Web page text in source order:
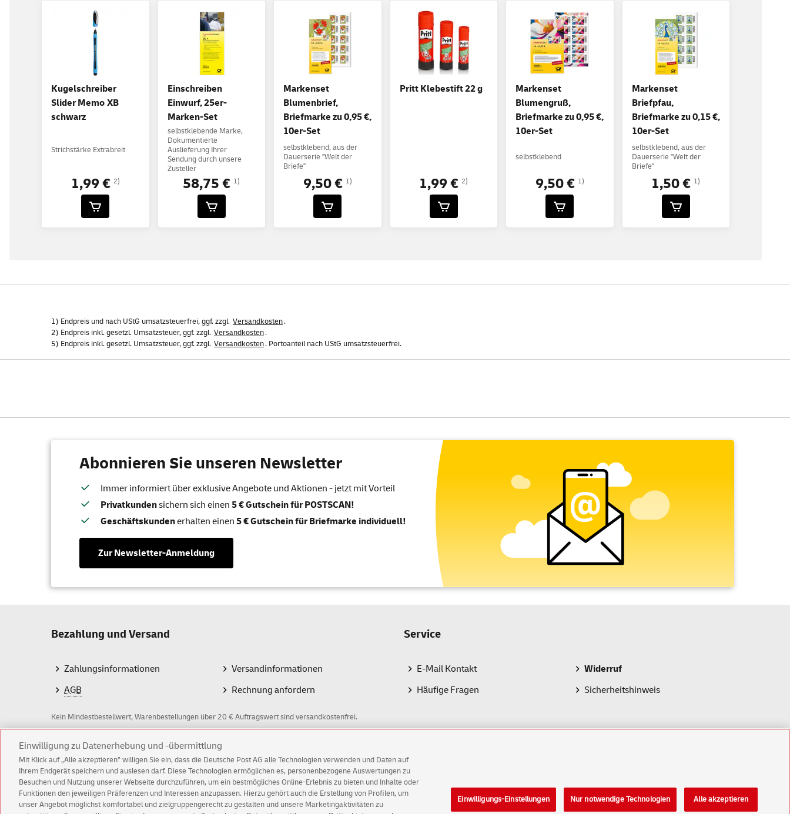
Kugelschreiber
Slider Memo XB
schwarz
Strichstärke Extrabreit
1,99 € 2)
Einschreiben
Einwurf, 25er-
Marken-Set
selbstklebende Marke,
Dokumentierte
Auslieferung Ihrer
Sendung durch unsere
Zusteller
58,75 € 1)
Markenset
Blumenbrief,
Briefmarke zu 0,95 €,
10er-Set
selbstklebend, aus der
Dauerserie "Welt der
Briefe"
9,50 € 1)
Pritt Klebestift 22 g
1,99 €2)
Markenset
Blumengruß,
Briefmarke zu 0,95 €,
10er-Set
selbstklebend
9,50 € 1)
Markenset
Briefpfau,
Briefmarke zu 0,15 €,
10er-Set
selbstklebend, aus der
Dauerserie "Welt der
Briefe"
1,50 € 1)
1) Endpreis und nach UStG umsatzsteuerfrei, ggf. zzgl. Versandkosten.
2) Endpreis inkl. gesetzl. Umsatzsteuer, ggf. zzgl. Versandkosten.
5) Endpreis inkl. gesetzl. Umsatzsteuer, ggf. zzgl. Versandkosten. Portoanteil nach UStG umsatzsteuerfrei.
Abonnieren Sie unseren Newsletter
Immer informiert über exklusive Angebote und Aktionen - jetzt mit Vorteil
Privatkundensichern sich einen 5 € Gutschein für POSTSCAN!
Geschäftskundenerhalten einen 5 € Gutschein für Briefmarke individuell!
Zur Newsletter-Anmeldung
Bezahlung und Versand
Zahlungsinformationen
AGB
Versandinformationen
Rechnung anfordern
Service
E-Mail Kontakt
Häufige Fragen
Widerruf
Sicherheitshinweis
Kein Mindestbestellwert, Warenbestellungen über 20 € Auftragswert sind versandkostenfrei.
Z
a
h
l© Fri Aug 07 04:54:07 CEST 2026 Deutsche Post AG
Einwilligung zu Datenerhebung und -übermittlung
Mit Klick auf „Alle akzeptieren” willigen Sie ein, dass die Deutsche Post AG alle Technologien verwenden und Daten auf
Ihrem Endgerät speichern und auslesen darf. Diese Technologien ermöglichen es, personenbezogene Auswertungen zu
Besuchen und Nutzung unserer Webseite durchzuführen, um ein bestmögliches Online-Erlebnis zu bieten und Inhalte oder
Funktionen den jeweiligen Präferenzen und Interessen anzupassen. Hierzu gehört auch die Erstellung von Profilen, um
unser Angebot möglichst komfortabel und zielgruppengerecht zu gestalten und unsere Marketingaktivitäten zu
Einwilligungs-Einstellungen Nur notwendige Technologien Alle akzeptieren